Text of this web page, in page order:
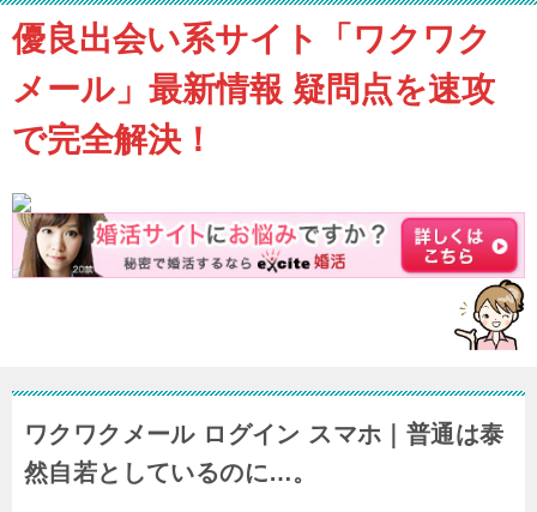
優良出会い系サイト「ワクワク
メール」最新情報 疑問点を速攻
で完全解決！
ワクワクメール ログイン スマホ｜普通は泰
然自若としているのに…。